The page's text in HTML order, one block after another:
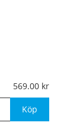
569.00
Köp